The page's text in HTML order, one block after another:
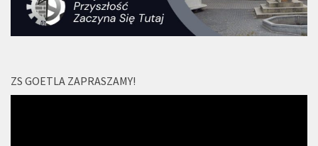
ZS GOETLA ZAPRASZAMY!